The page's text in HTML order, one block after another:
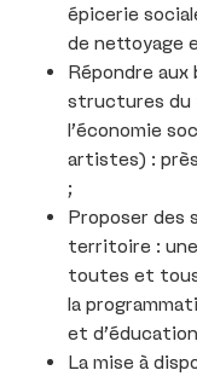
épicerie
de nettoyage
Répondre aux
structures du
l’économie
artistes) :
;
Proposer des
territoire :
toutes et
la
et
La mise à